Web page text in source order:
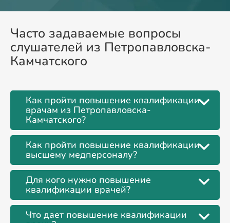
Часто задаваемые вопросы
слушателей из Петропавловска-
Камчатского
Как пройти повышение квалификации
врачам из Петропавловска-
Камчатского?
Как пройти повышение квалификации
высшему медперсоналу?
Для кого нужно повышение
квалификации врачей?
Что дает повышение квалификации